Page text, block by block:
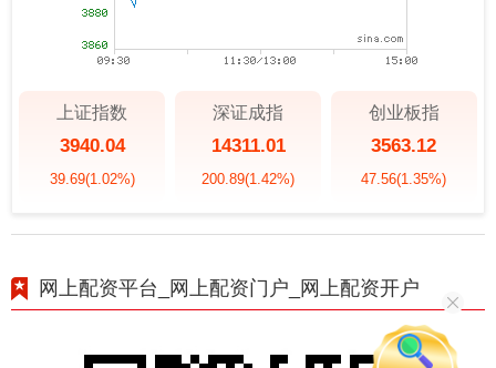
上证指数
3940.04
39.69(1.02%)
深证成指
14311.01
200.89(1.42%)
创业板指
3563.12
47.56(1.35%)
网上配资平台_网上配资门户_网上配资开户